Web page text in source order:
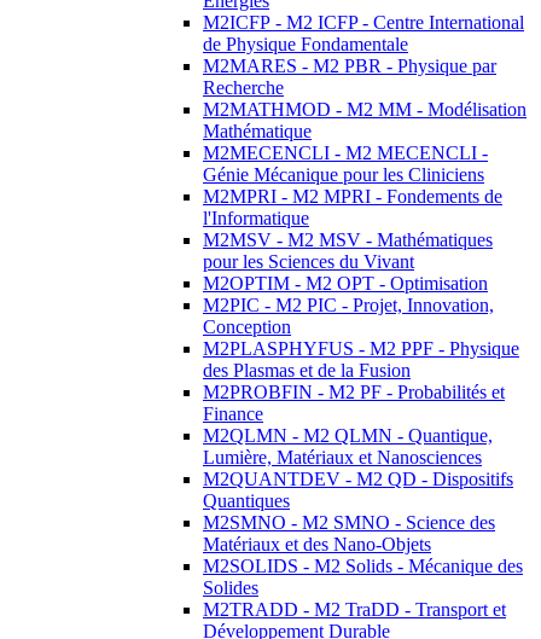
M2ICFP - M2 ICFP - Centre International
de Physique Fondamentale
M2MARES - M2 PBR - Physique par
Recherche
M2MATHMOD - M2 MM - Modélisation
Mathématique
M2MECENCLI - M2 MECENCLI -
Génie Mécanique pour les Cliniciens
M2MPRI - M2 MPRI - Fondements de
l'Informatique
M2MSV - M2 MSV - Mathématiques
pour les Sciences du Vivant
M2OPTIM - M2 OPT - Optimisation
M2PIC - M2 PIC - Projet, Innovation,
Conception
M2PLASPHYFUS - M2 PPF - Physique
des Plasmas et de la Fusion
M2PROBFIN - M2 PF - Probabilités et
Finance
M2QLMN - M2 QLMN - Quantique,
Lumière, Matériaux et Nanosciences
M2QUANTDEV - M2 QD - Dispositifs
Quantiques
M2SMNO - M2 SMNO - Science des
Matériaux et des Nano-Objets
M2SOLIDS - M2 Solids - Mécanique des
Solides
M2TRADD - M2 TraDD - Transport et
Développement Durable